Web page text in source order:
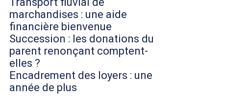
marchandises : une aide
financière bienvenue
Succession : les donations du
parent renonçant comptent-
elles ?
Encadrement des loyers : une
année de plus